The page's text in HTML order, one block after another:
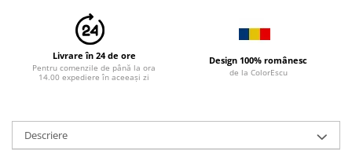
Livrare în 24 de ore
Pentru comenzile de până la ora
14.00 expediere în aceeași zi
Design 100% românesc
de la ColorEscu
Descriere